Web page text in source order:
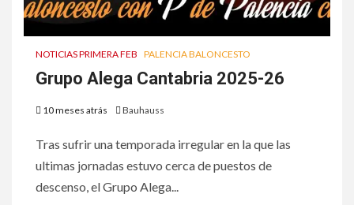
NOTICIAS PRIMERA FEB PALENCIA BALONCESTO
Grupo Alega Cantabria 2025-26
10 meses atrás Bauhauss
Tras sufrir una temporada irregular en la que las
ultimas jornadas estuvo cerca de puestos de
descenso, el Grupo Alega...